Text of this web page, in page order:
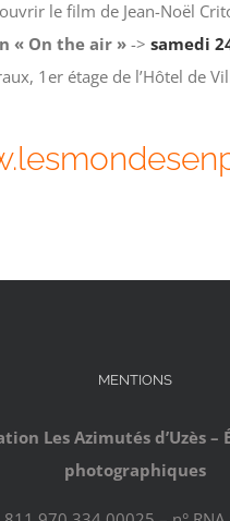
le film de Jean-Noël
« On the air » -> samedi
1er étage de l’Hôtel de
MENTIONS
Les Azimutés d’Uzès –
photographiques